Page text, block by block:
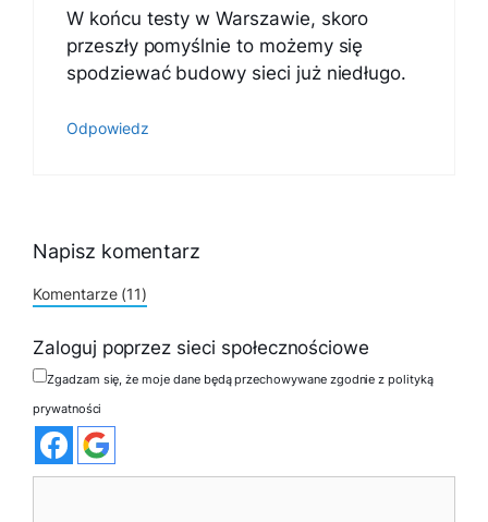
W końcu testy w Warszawie, skoro
przeszły pomyślnie to możemy się
spodziewać budowy sieci już niedługo.
Odpowiedz
Napisz komentarz
Komentarze (11)
Zaloguj poprzez sieci społecznościowe
Zgadzam się, że moje dane będą przechowywane zgodnie z polityką
prywatności